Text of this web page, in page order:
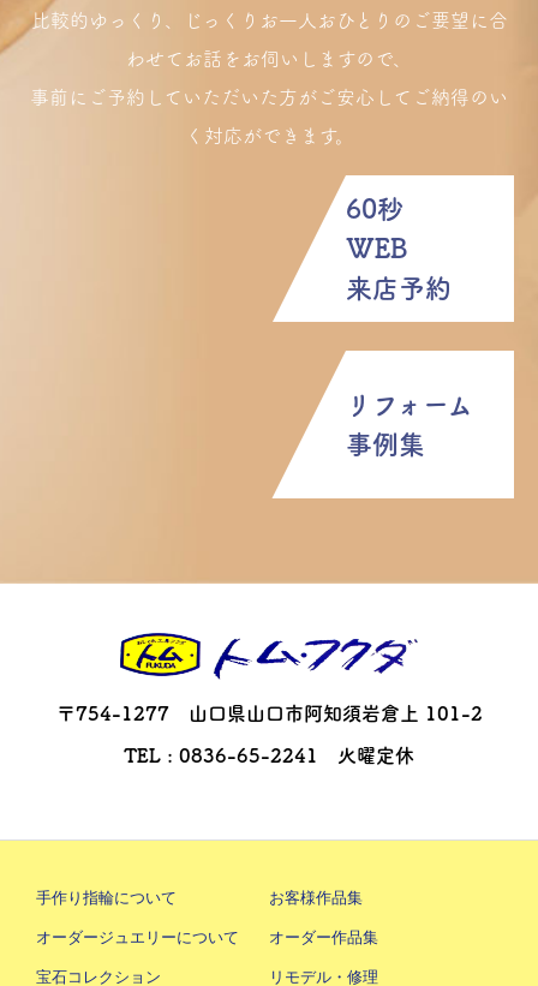
比較的ゆっくり、じっくりお一人おひとりのご要望に合
わせてお話をお伺いしますので、
事前にご予約していただいた方がご安心してご納得のい
く対応ができます。
60秒
WEB
来店予約
リフォーム
事例集
〒754-1277 山口県山口市阿知須岩倉上 101-2
TEL : 0836-65-2241 火曜定休
手作り指輪について
お客様作品集
オーダージュエリーについて
オーダー作品集
宝石コレクション
リモデル・修理